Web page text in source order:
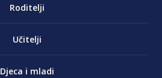
Roditelji
Učitelji
Djeca i mladi